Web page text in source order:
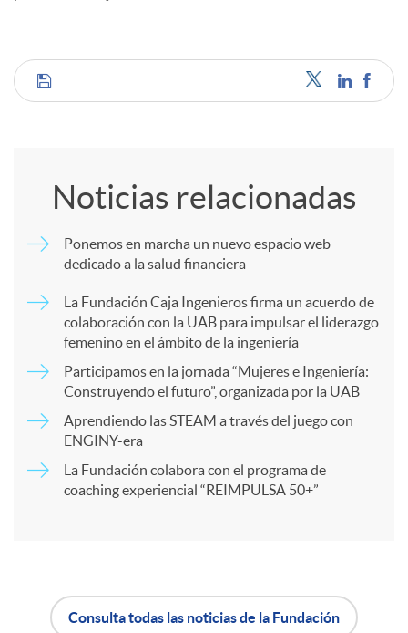
C
m
t
Noticias relacionadas
Ponemos en marcha un nuevo espacio web
dedicado a la salud financiera
La Fundación Caja Ingenieros firma un acuerdo de
colaboración con la UAB para impulsar el liderazgo
femenino en el ámbito de la ingeniería
Participamos en la jornada “Mujeres e Ingeniería:
Construyendo el futuro”, organizada por la UAB
Aprendiendo las STEAM a través del juego con
ENGINY-era
La Fundación colabora con el programa de
coaching experiencial “REIMPULSA 50+”
Consulta todas las noticias de la Fundación